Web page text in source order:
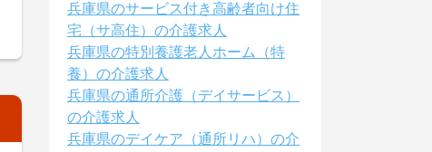
兵庫県のサービス付き高齢者向け住
宅（サ高住）の介護求人
兵庫県の特別養護老人ホーム（特
養）の介護求人
兵庫県の通所介護（デイサービス）
の介護求人
兵庫県のデイケア（通所リハ）の介